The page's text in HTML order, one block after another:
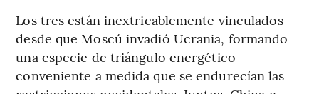
Los tres están inextricablemente vinculados
desde que Moscú invadió Ucrania, formando
una especie de triángulo energético
conveniente a medida que se endurecían las